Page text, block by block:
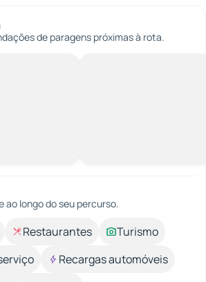
de paragens próximas à rota.
ao longo do seu percurso.
Restaurantes
Turismo
Recargas automóveis